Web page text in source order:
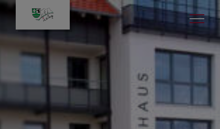
Leben in Icking